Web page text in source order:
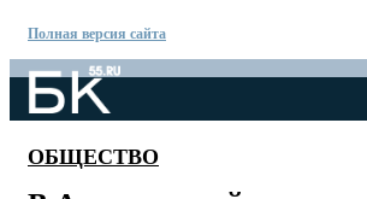
Полная версия сайта
ОБЩЕСТВО